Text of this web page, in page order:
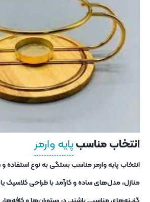
انتخاب مناسبپایه وارمر
انتخاب پایه وارمر مناسب بستگی به نوع استفاده
منازل، مدل‌های ساده و کارآمد با طراحی کلاسیک